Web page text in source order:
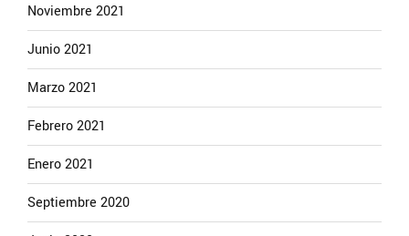
Noviembre 2021
Junio 2021
Marzo 2021
Febrero 2021
Enero 2021
Septiembre 2020